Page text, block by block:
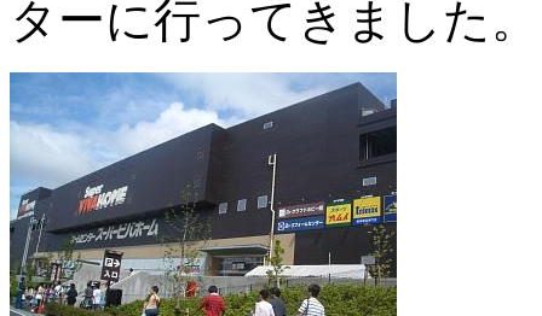
ターに行ってきました。